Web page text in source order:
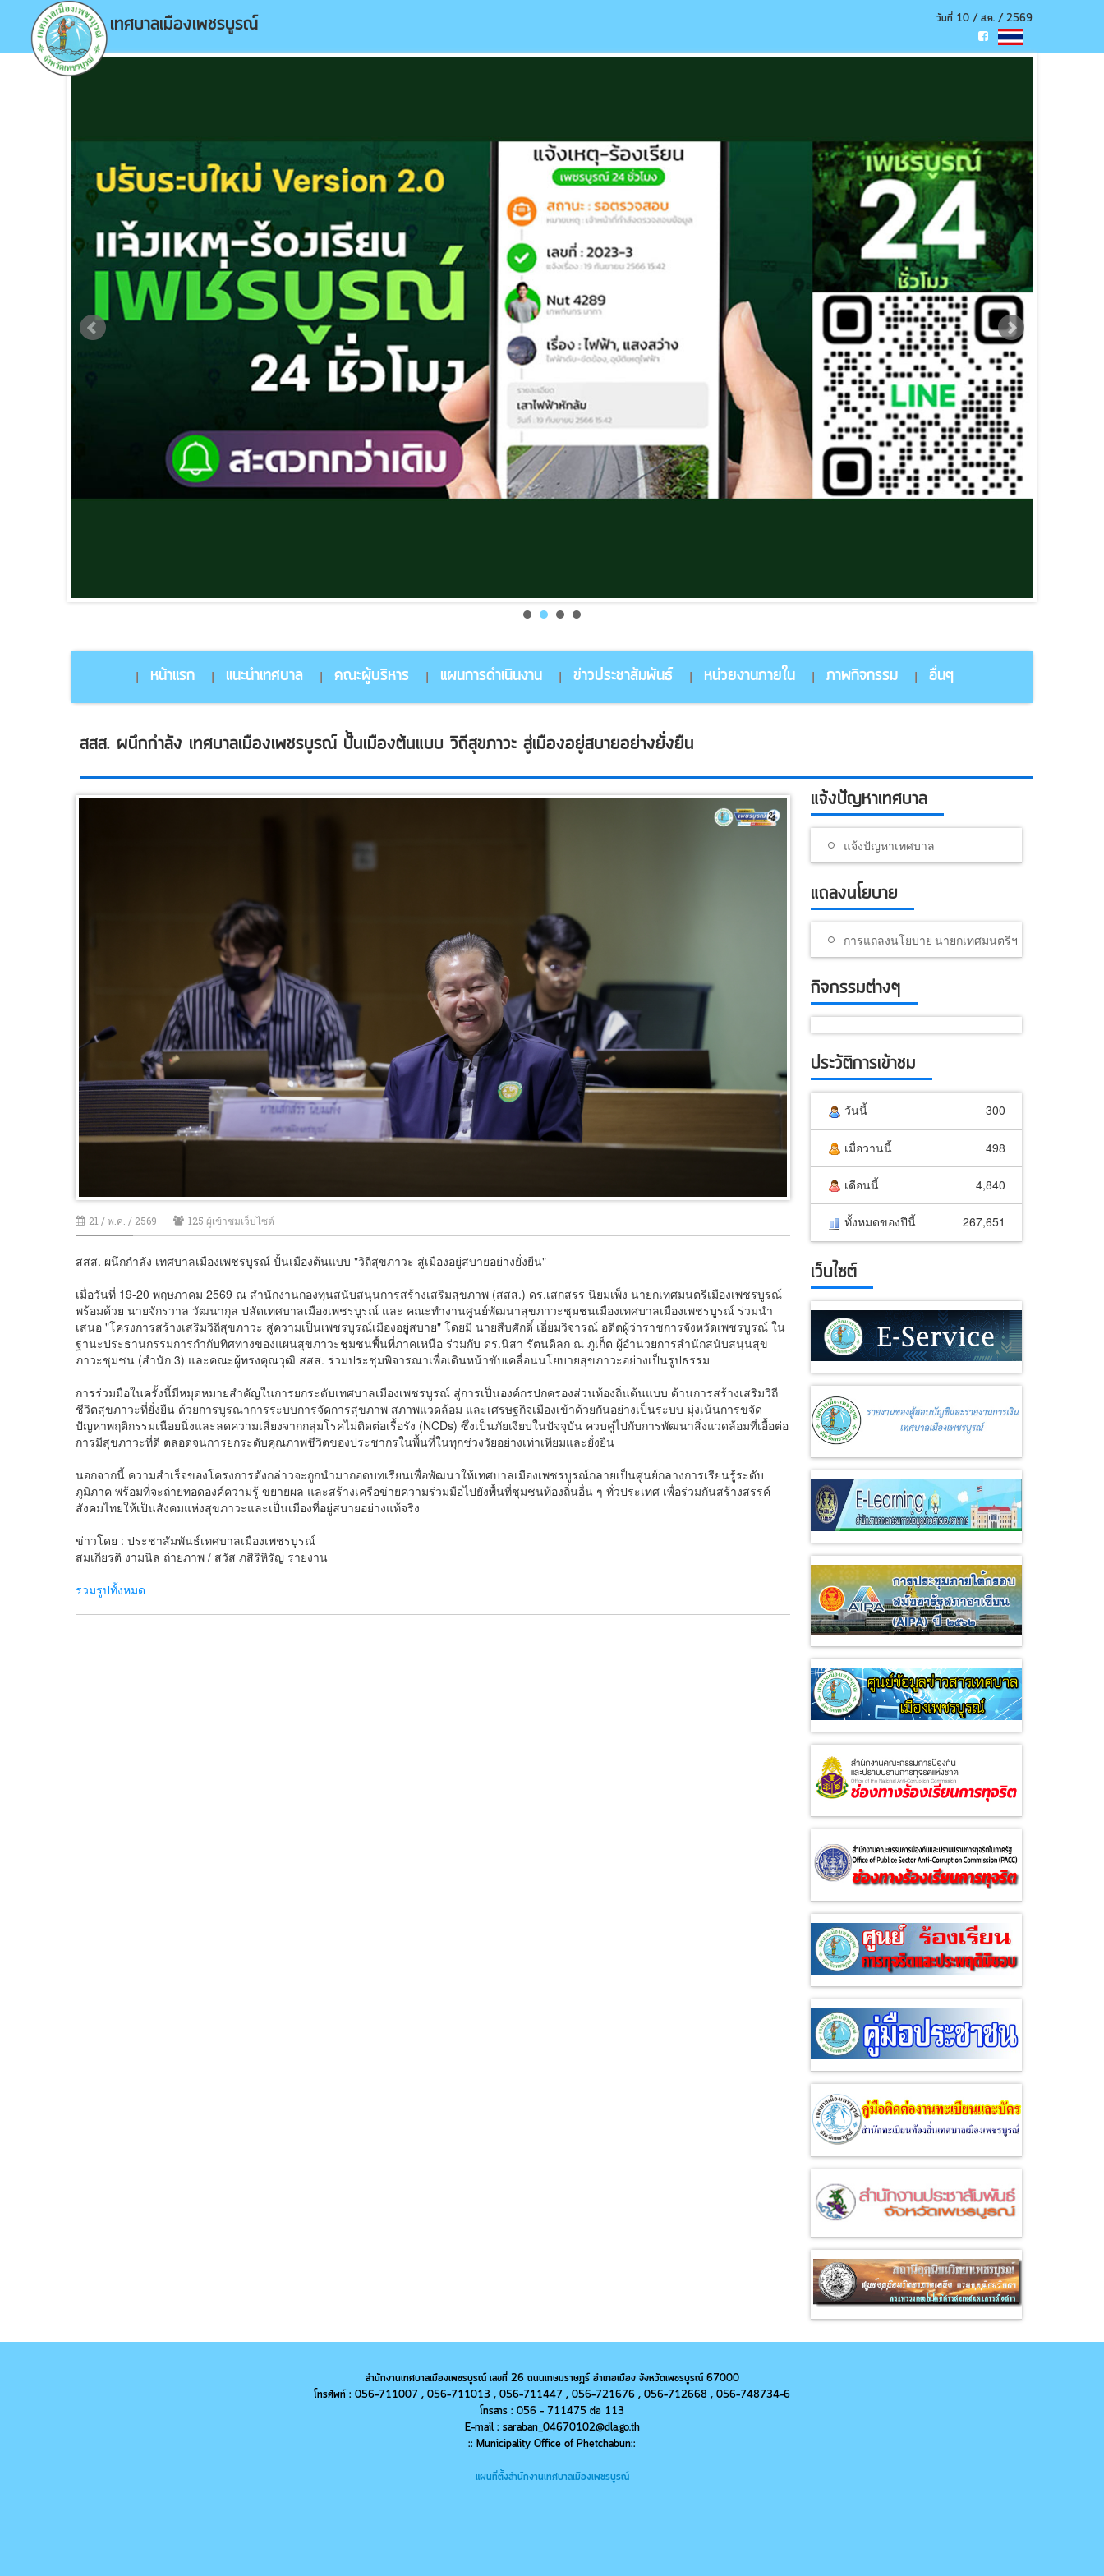
เทศบาลเมืองเพชรบูรณ์ วันที่ 10 / ส.ค. / 2569
หน้าแรก แนะนำเทศบาล คณะผู้บริหาร แผนการดำเนินงาน ข่าวประชาสัมพันธ์ หน่วยงานภายใน ภาพกิจกรรม อื่นๆ
สสส. ผนึกกำลัง เทศบาลเมืองเพชรบูรณ์ ปั้นเมืองต้นแบบ วิถีสุขภาวะ สู่เมืองอยู่สบายอย่างยั่งยืน
21 / พ.ค. / 2569 125 ผู้เข้าชมเว็บไซต์
สสส. ผนึกกำลัง เทศบาลเมืองเพชรบูรณ์ ปั้นเมืองต้นแบบ "วิถีสุขภาวะ สู่เมืองอยู่สบายอย่างยั่งยืน"
เมื่อวันที่ 19-20 พฤษภาคม 2569 ณ สำนักงานกองทุนสนับสนุนการสร้างเสริมสุขภาพ (สสส.) ดร.เสกสรร นิยมเพ็ง นายกเทศมนตรีเมืองเพชรบูรณ์
พร้อมด้วย นายจักรวาล วัฒนากุล ปลัดเทศบาลเมืองเพชรบูรณ์ และ คณะทำงานศูนย์พัฒนาสุขภาวะชุมชนเมืองเทศบาลเมืองเพชรบูรณ์ ร่วมนำ
เสนอ "โครงการสร้างเสริมวิถีสุขภาวะ สู่ความเป็นเพชรบูรณ์เมืองอยู่สบาย" โดยมี นายสืบศักดิ์ เอี่ยมวิจารณ์ อดีตผู้ว่าราชการจังหวัดเพชรบูรณ์ ใน
ฐานะประธานกรรมการกำกับทิศทางของแผนสุขภาวะชุมชนพื้นที่ภาคเหนือ ร่วมกับ ดร.นิสา รัตนดิลก ณ ภูเก็ต ผู้อำนวยการสำนักสนับสนุนสุข
ภาวะชุมชน (สำนัก 3) และคณะผู้ทรงคุณวุฒิ สสส. ร่วมประชุมพิจารณาเพื่อเดินหน้าขับเคลื่อนนโยบายสุขภาวะอย่างเป็นรูปธรรม
การร่วมมือในครั้งนี้มีหมุดหมายสำคัญในการยกระดับเทศบาลเมืองเพชรบูรณ์ สู่การเป็นองค์กรปกครองส่วนท้องถิ่นต้นแบบ ด้านการสร้างเสริมวิถี
ชีวิตสุขภาวะที่ยั่งยืน ด้วยการบูรณาการระบบการจัดการสุขภาพ สภาพแวดล้อม และเศรษฐกิจเมืองเข้าด้วยกันอย่างเป็นระบบ มุ่งเน้นการขจัด
ปัญหาพฤติกรรมเนือยนิ่งและลดความเสี่ยงจากกลุ่มโรคไม่ติดต่อเรื้อรัง (NCDs) ซึ่งเป็นภัยเงียบในปัจจุบัน ควบคู่ไปกับการพัฒนาสิ่งแวดล้อมที่เอื้อต่อ
การมีสุขภาวะที่ดี ตลอดจนการยกระดับคุณภาพชีวิตของประชากรในพื้นที่ในทุกช่วงวัยอย่างเท่าเทียมและยั่งยืน
นอกจากนี้ ความสำเร็จของโครงการดังกล่าวจะถูกนำมาถอดบทเรียนเพื่อพัฒนาให้เทศบาลเมืองเพชรบูรณ์กลายเป็นศูนย์กลางการเรียนรู้ระดับ
ภูมิภาค พร้อมที่จะถ่ายทอดองค์ความรู้ ขยายผล และสร้างเครือข่ายความร่วมมือไปยังพื้นที่ชุมชนท้องถิ่นอื่น ๆ ทั่วประเทศ เพื่อร่วมกันสร้างสรรค์
สังคมไทยให้เป็นสังคมแห่งสุขภาวะและเป็นเมืองที่อยู่สบายอย่างแท้จริง
ข่าวโดย : ประชาสัมพันธ์เทศบาลเมืองเพชรบูรณ์
สมเกียรติ งามนิล ถ่ายภาพ / สวัส ภสิริหิรัญ รายงาน
รวมรูปทั้งหมด
แจ้งปัญหาเทศบาล
แจ้งปัญหาเทศบาล
แถลงนโยบาย
การแถลงนโยบาย นายกเทศมนตรีฯ
กิจกรรมต่างๆ
ประวัติการเข้าชม
วันนี้ 300
เมื่อวานนี้ 498
เดือนนี้ 4,840
ทั้งหมดของปีนี้ 267,651
เว็บไซต์
สำนักงานเทศบาลเมืองเพชรบูรณ์ เลขที่ 26 ถนนเกษมราษฎร์ อำเภอเมือง จังหวัดเพชรบูรณ์ 67000
โทรศัพท์ : 056-711007 , 056-711013 , 056-711447 , 056-721676 , 056-712668 , 056-748734-6
โทรสาร : 056 - 711475 ต่อ 113
E-mail : saraban_04670102@dla.go.th
:: Municipality Office of Phetchabun::
แผนที่ตั้งสำนักงานเทศบาลเมืองเพชรบูรณ์